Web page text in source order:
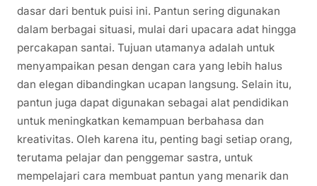
dasar dari bentuk puisi ini. Pantun sering digunakan
dalam berbagai situasi, mulai dari upacara adat hingga
percakapan santai. Tujuan utamanya adalah untuk
menyampaikan pesan dengan cara yang lebih halus
dan elegan dibandingkan ucapan langsung. Selain itu,
pantun juga dapat digunakan sebagai alat pendidikan
untuk meningkatkan kemampuan berbahasa dan
kreativitas. Oleh karena itu, penting bagi setiap orang,
terutama pelajar dan penggemar sastra, untuk
mempelajari cara membuat pantun yang menarik dan